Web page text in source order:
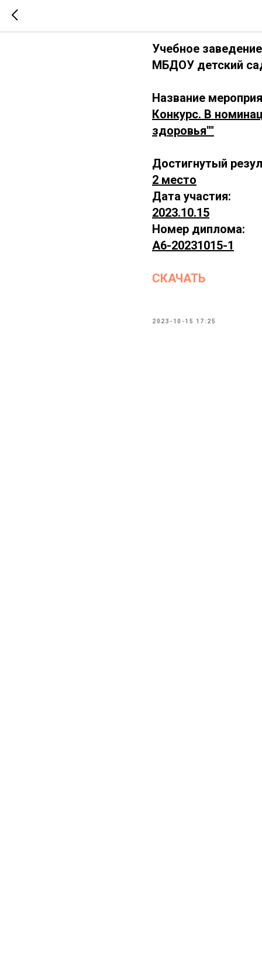
Учебное
МБДОУ детский
Название
Конкурс. В
здоровья""
Достигнутый
2 место
Дата участия:
2023.10.15
Номер диплома:
А6-20231015-1
СКАЧАТЬ
2023-10-15 17:25